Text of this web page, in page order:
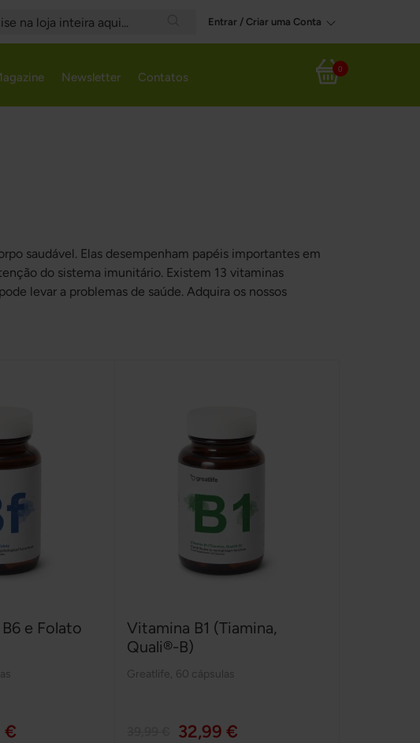
Search
Entrar / Criar uma Conta
Meu Carrinho
0
Newsletter Contatos
saudável. Elas desempenham papéis importantes em
do sistema imunitário. Existem 13 vitaminas
levar a problemas de saúde. Adquira os nossos
e Folato
€
Vitamina B1 (Tiamina,
Quali®-B)
Greatlife 60 cápsulas
32,99 €